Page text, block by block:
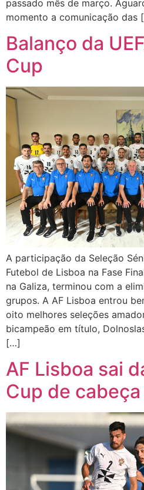
passado mês de março.
momento a comunicação das
Balanço da
Cup
A participação da Seleção
Futebol de Lisboa na Fase
na Galiza, terminou com a
grupos. A AF Lisboa entrou
oito melhores seleções
bicampeão em título,
[…]
AF Lisboa sai
Cup de